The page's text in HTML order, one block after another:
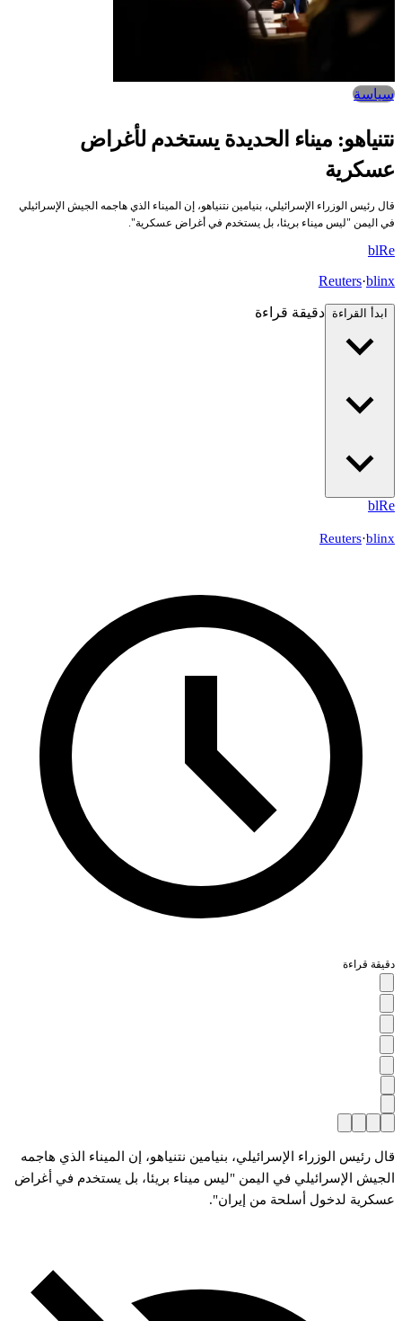
سياسة
نتنياهو: ميناء الحديدة يستخدم لأغراض
عسكرية
قال رئيس الوزراء الإسرائيلي، بنيامين نتنياهو، إن الميناء الذي هاجمه الجيش الإسرائيلي
في اليمن "ليس ميناء بريئا، بل يستخدم في أغراض عسكرية".
blRe
blinx
·
Reuters
ابدأ القراءة دقيقة قراءة
blRe
blinx
·
Reuters
دقيقة قراءة
قال رئيس الوزراء الإسرائيلي، بنيامين نتنياهو، إن الميناء الذي هاجمه
الجيش الإسرائيلي في اليمن "ليس ميناء بريئا، بل يستخدم في أغراض
عسكرية لدخول أسلحة من إيران".